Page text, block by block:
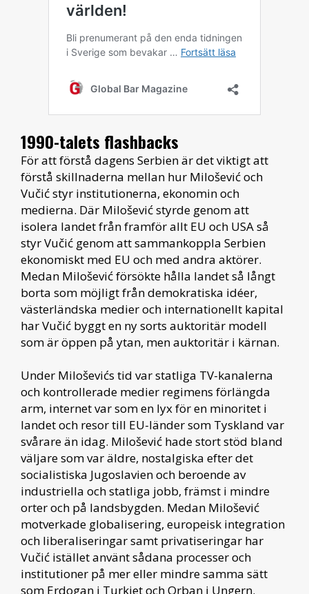
1990-talets flashbacks
För att förstå dagens Serbien är det viktigt att
förstå skillnaderna mellan hur Milošević och
Vučić styr institutionerna, ekonomin och
medierna. Där Milošević styrde genom att
isolera landet från framför allt EU och USA så
styr Vučić genom att sammankoppla Serbien
ekonomiskt med EU och med andra aktörer.
Medan Milošević försökte hålla landet så långt
borta som möjligt från demokratiska idéer,
västerländska medier och internationellt kapital
har Vučić byggt en ny sorts auktoritär modell
som är öppen på ytan, men auktoritär i kärnan.
Under Miloševićs tid var statliga TV-kanalerna
och kontrollerade medier regimens förlängda
arm, internet var som en lyx för en minoritet i
landet och resor till EU-länder som Tyskland var
svårare än idag. Milošević hade stort stöd bland
väljare som var äldre, nostalgiska efter det
socialistiska Jugoslavien och beroende av
industriella och statliga jobb, främst i mindre
orter och på landsbygden. Medan Milošević
motverkade globalisering, europeisk integration
och liberaliseringar samt privatiseringar har
Vučić istället använt sådana processer och
institutioner på mer eller mindre samma sätt
som Erdogan i Turkiet och Orban i Ungern.